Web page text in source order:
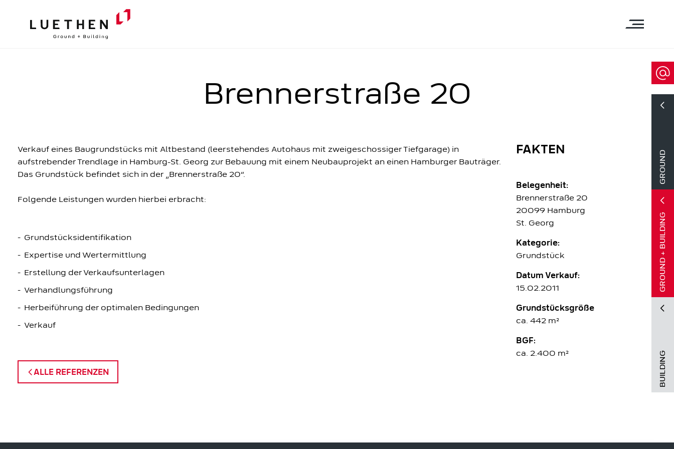
Brennerstraße 20
Verkauf eines Baugrundstücks mit Altbestand (leerstehendes Autohaus mit zweigeschossiger Tiefgarage) in
aufstrebender Trendlage in Hamburg-St. Georg zur Bebauung mit einem Neubauprojekt an einen Hamburger Bauträger.
Das Grundstück befindet sich in der „Brennerstraße 20“.
Folgende Leistungen wurden hierbei erbracht:
Grundstücksidentifikation
Expertise und Wertermittlung
Erstellung der Verkaufsunterlagen
Verhandlungsführung
Herbeiführung der optimalen Bedingungen
Verkauf
FAKTEN
Belegenheit:
Brennerstraße 20
20099 Hamburg
St. Georg
Kategorie:
Grundstück
Datum Verkauf:
15.02.2011
Grundstücksgröße
ca. 442 m²
BGF:
ca. 2.400 m²
ALLE REFERENZEN
GROUND
GROUND + BUILDING
BUILDING